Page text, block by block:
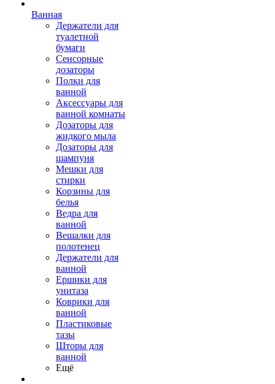
Ванная
Держатели для
туалетной
бумаги
Сенсорные
дозаторы
Полки для
ванной
Аксессуары для
ванной комнаты
Дозаторы для
жидкого мыла
Дозаторы для
шампуня
Мешки для
стирки
Корзины для
белья
Ведра для
ванной
Вешалки для
полотенец
Держатели для
ванной
Ершики для
унитаза
Коврики для
ванной
Пластиковые
тазы
Шторы для
ванной
Ещё